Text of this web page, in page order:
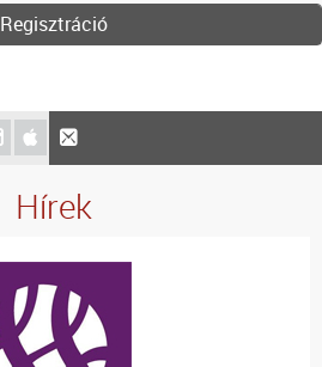
Regisztráció
Hírek